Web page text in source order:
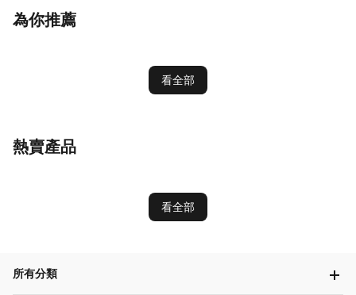
為你推薦
看全部
熱賣產品
看全部
所有分類